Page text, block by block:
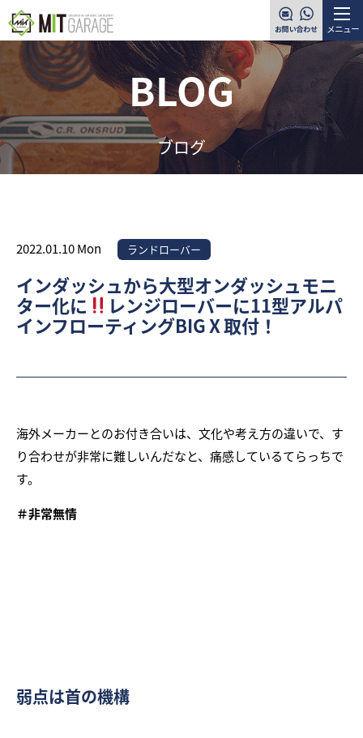
メニュー
BLOG
ブログ
2022.01.10 Mon ランドローバー
インダッシュから大型オンダッシュモニ
ター化に レンジローバーに11型アルパ
インフローティングBIGⅩ取付！
海外メーカーとのお付き合いは、文化や考え方の違いで、す
り合わせが非常に難しいんだなと、痛感しているてらっちで
す。
＃非常無情
弱点は首の機構